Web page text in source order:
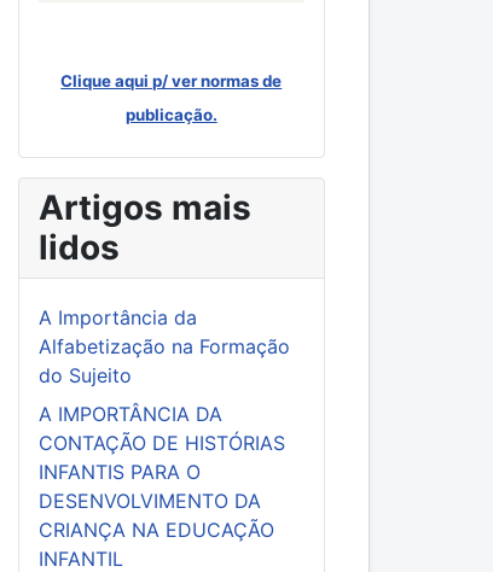
Clique aqui p/ ver normas de
publicação.
Artigos mais
lidos
A Importância da
Alfabetização na Formação
do Sujeito
A IMPORTÂNCIA DA
CONTAÇÃO DE HISTÓRIAS
INFANTIS PARA O
DESENVOLVIMENTO DA
CRIANÇA NA EDUCAÇÃO
INFANTIL